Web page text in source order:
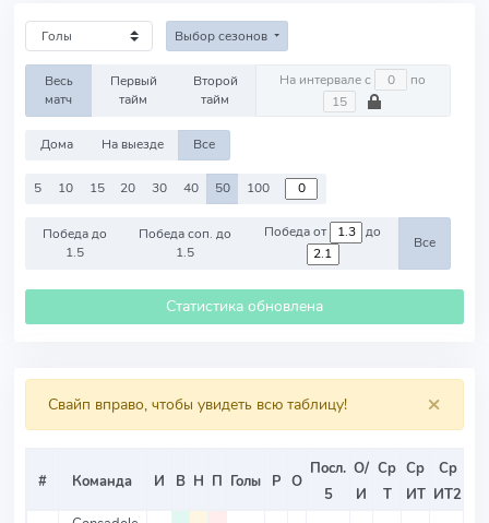
Выбор сезонов
Весь
матч
Первый
тайм
Второй
тайм
На интервале с по
Дома На выезде Все
5 10 15 20 30 40 50 100
Победа до
1.5
Победа соп. до
1.5
Победа от до
Все
Статистика обновлена
×
Свайп вправо, чтобы увидеть всю таблицу!
# Команда И В Н П Голы Р О
Посл.
5
О/
И
Ср
Т
Ср
ИТ
Ср
ИТ2